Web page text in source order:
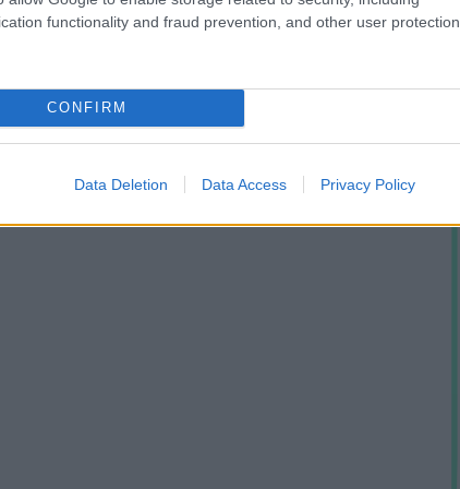
functionality and fraud prevention, and other user protection.
CONFIRM
Data Deletion Data Access Privacy Policy